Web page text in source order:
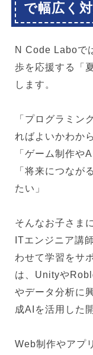
で幅広く
N Code Laboで
歩を応援する「
します。
「プログラミン
ればよいかわか
「ゲーム制作や
「将来につなが
たい」
そんなお子さま
ITエンジニア講
わせて学習をサ
は、Unityや
やデータ分析に
成AIを活用した
Web制作やアプ